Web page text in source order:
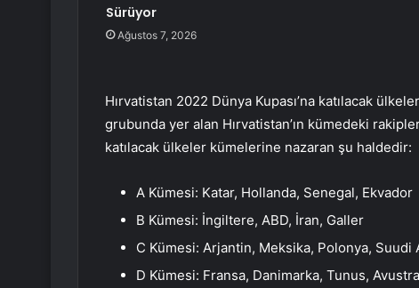
Sürüyor
Ağustos 7, 2026
Hırvatistan 2022 Dünya Kupası’na katılacak
grubunda yer alan Hırvatistan’ın kümedeki
katılacak ülkeler kümelerine nazaran şu haldedir:
A Kümesi: Katar, Hollanda, Senegal, Ekvador
B Kümesi: İngiltere, ABD, İran, Galler
C Kümesi: Arjantin, Meksika, Polonya, Suudi
D Kümesi: Fransa, Danimarka, Tunus,